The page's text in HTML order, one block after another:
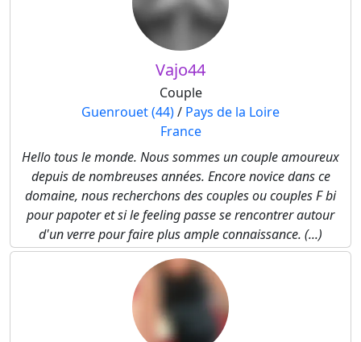
Vajo44
Couple
Guenrouet (44)/ Pays de la Loire
France
Hello tous le monde. Nous sommes un couple amoureux
depuis de nombreuses années. Encore novice dans ce
domaine, nous recherchons des couples ou couples F bi
pour papoter et si le feeling passe se rencontrer autour
d'un verre pour faire plus ample connaissance. (...)